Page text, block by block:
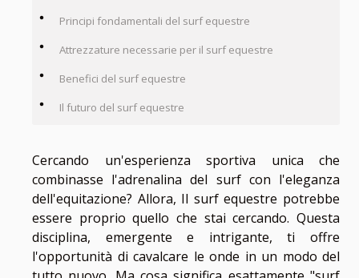
Principi fondamentali del surf equestre
Attrezzature necessarie per il surf equestre
Benefici del surf equestre
Il futuro del surf equestre
Cercando un'esperienza sportiva unica che
combinasse l'adrenalina del surf con l'eleganza
dell'equitazione? Allora, Il surf equestre potrebbe
essere proprio quello che stai cercando. Questa
disciplina, emergente e intrigante, ti offre
l'opportunità di cavalcare le onde in un modo del